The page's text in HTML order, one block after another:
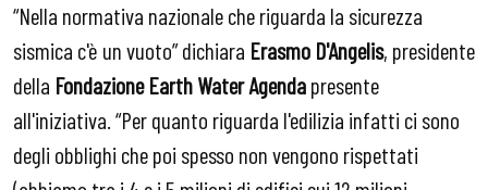
“Nella normativa nazionale che riguarda la sicurezza
sismica c'è un vuoto” dichiara Erasmo D'Angelis, presidente
della Fondazione Earth Water Agendapresente
all'iniziativa. “Per quanto riguarda l'edilizia infatti ci sono
degli obblighi che poi spesso non vengono rispettati